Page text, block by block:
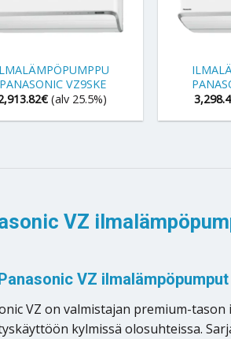
PANASONIC VZ9SKE
€ (alv 25.5%)
VZ
VZ
VZ on valmistajan premium-
kylmissä olosuhteissa.